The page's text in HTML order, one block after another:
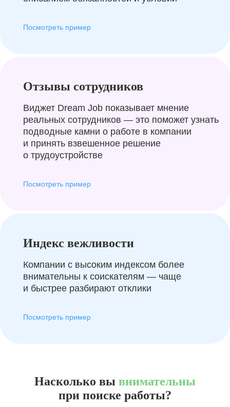
Посмотреть пример
Отзывы сотрудников
Виджет Dream Job показывает мнение
реальных сотрудников — это поможет узнать
подводные камни о работе в компании
и принять взвешенное решение
о трудоустройстве
Посмотреть пример
Индекс вежливости
Компании с высоким индексом более
внимательны к соискателям — чаще
и быстрее разбирают отклики
Посмотреть пример
Насколько вы внимательны
при поиске работы?